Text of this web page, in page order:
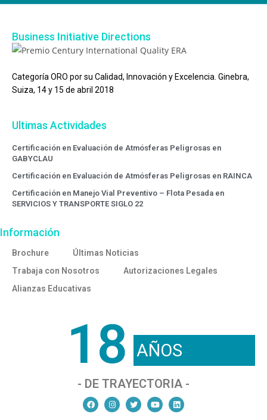
Business Initiative Directions
Categoría ORO por su Calidad, Innovación y Excelencia. Ginebra,
Suiza, 14 y 15 de abril 2018
Ultimas Actividades
Certificación en Evaluación de Atmósferas Peligrosas en
GABYCLAU
Certificación en Evaluación de Atmósferas Peligrosas en RAINCA
Certificación en Manejo Vial Preventivo – Flota Pesada en
SERVICIOS Y TRANSPORTE SIGLO 22
Información
Brochure
Últimas Noticias
Trabaja con Nosotros
Autorizaciones Legales
Alianzas Educativas
18 AÑOS
- DE TRAYECTORIA -